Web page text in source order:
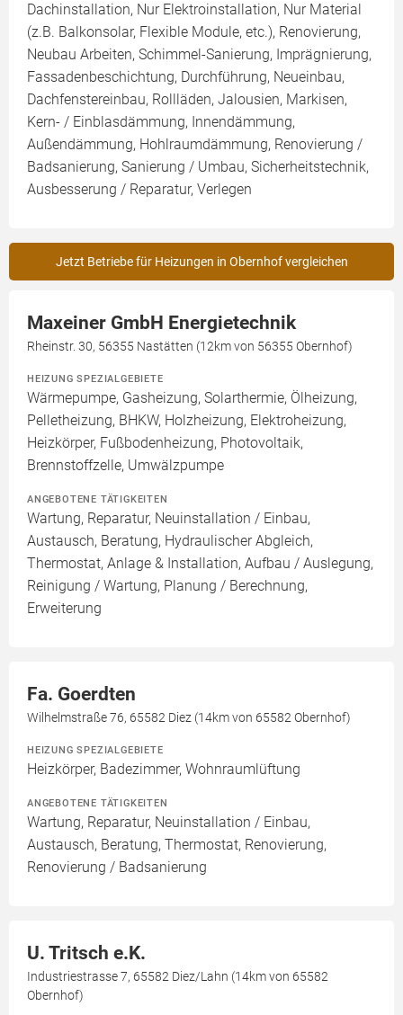
Dachinstallation, Nur Elektroinstallation, Nur Material
(z.B. Balkonsolar, Flexible Module, etc.), Renovierung,
Neubau Arbeiten, Schimmel-Sanierung, Imprägnierung,
Fassadenbeschichtung, Durchführung, Neueinbau,
Dachfenstereinbau, Rollläden, Jalousien, Markisen,
Kern- / Einblasdämmung, Innendämmung,
Außendämmung, Hohlraumdämmung, Renovierung /
Badsanierung, Sanierung / Umbau, Sicherheitstechnik,
Ausbesserung / Reparatur, Verlegen
Jetzt Betriebe für Heizungen in Obernhof vergleichen
Maxeiner GmbH Energietechnik
Rheinstr. 30, 56355 Nastätten (12km von 56355 Obernhof)
HEIZUNG SPEZIALGEBIETE
Wärmepumpe, Gasheizung, Solarthermie, Ölheizung,
Pelletheizung, BHKW, Holzheizung, Elektroheizung,
Heizkörper, Fußbodenheizung, Photovoltaik,
Brennstoffzelle, Umwälzpumpe
ANGEBOTENE TÄTIGKEITEN
Wartung, Reparatur, Neuinstallation / Einbau,
Austausch, Beratung, Hydraulischer Abgleich,
Thermostat, Anlage & Installation, Aufbau / Auslegung,
Reinigung / Wartung, Planung / Berechnung,
Erweiterung
Fa. Goerdten
Wilhelmstraße 76, 65582 Diez (14km von 65582 Obernhof)
HEIZUNG SPEZIALGEBIETE
Heizkörper, Badezimmer, Wohnraumlüftung
ANGEBOTENE TÄTIGKEITEN
Wartung, Reparatur, Neuinstallation / Einbau,
Austausch, Beratung, Thermostat, Renovierung,
Renovierung / Badsanierung
U. Tritsch e.K.
Industriestrasse 7, 65582 Diez/Lahn (14km von 65582
Obernhof)